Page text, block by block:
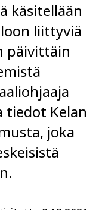
käsitellään
liittyviä
päivittäin
tiedot Kelan
joka